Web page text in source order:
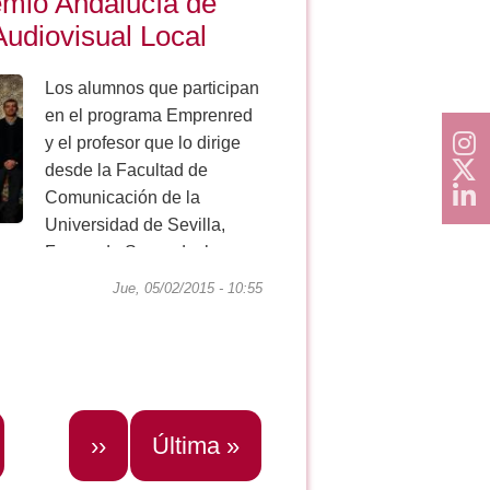
Local
Los alumnos que participan
en el programa Emprenred
y el profesor que lo dirige
desde la Facultad de
Comunicación de la
Universidad de Sevilla,
Fernando Segundo, han
recogido el accésit de los
Jue, 05/02/2015 - 10:55
Siguiente
página
››
Última
Última »